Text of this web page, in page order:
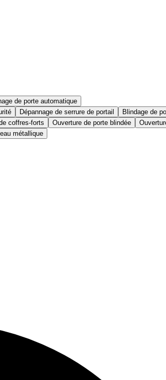
de porte automatique
Dépannage de serrure de portail Blindage de
coffres-forts Ouverture de porte blindée
métallique